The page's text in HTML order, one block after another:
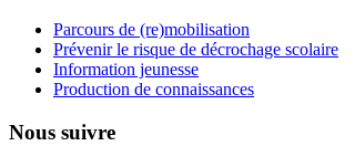
Parcours de (re)mobilisation
Prévenir le risque de décrochage scolaire
Information jeunesse
Production de connaissances
Nous suivre